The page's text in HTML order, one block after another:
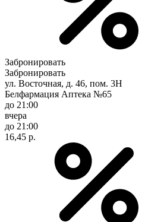
Забронировать
Забронировать
ул. Восточная, д. 46, пом. 3Н
Белфармация Аптека №65
до 21:00
вчера
до 21:00
16,45 р.